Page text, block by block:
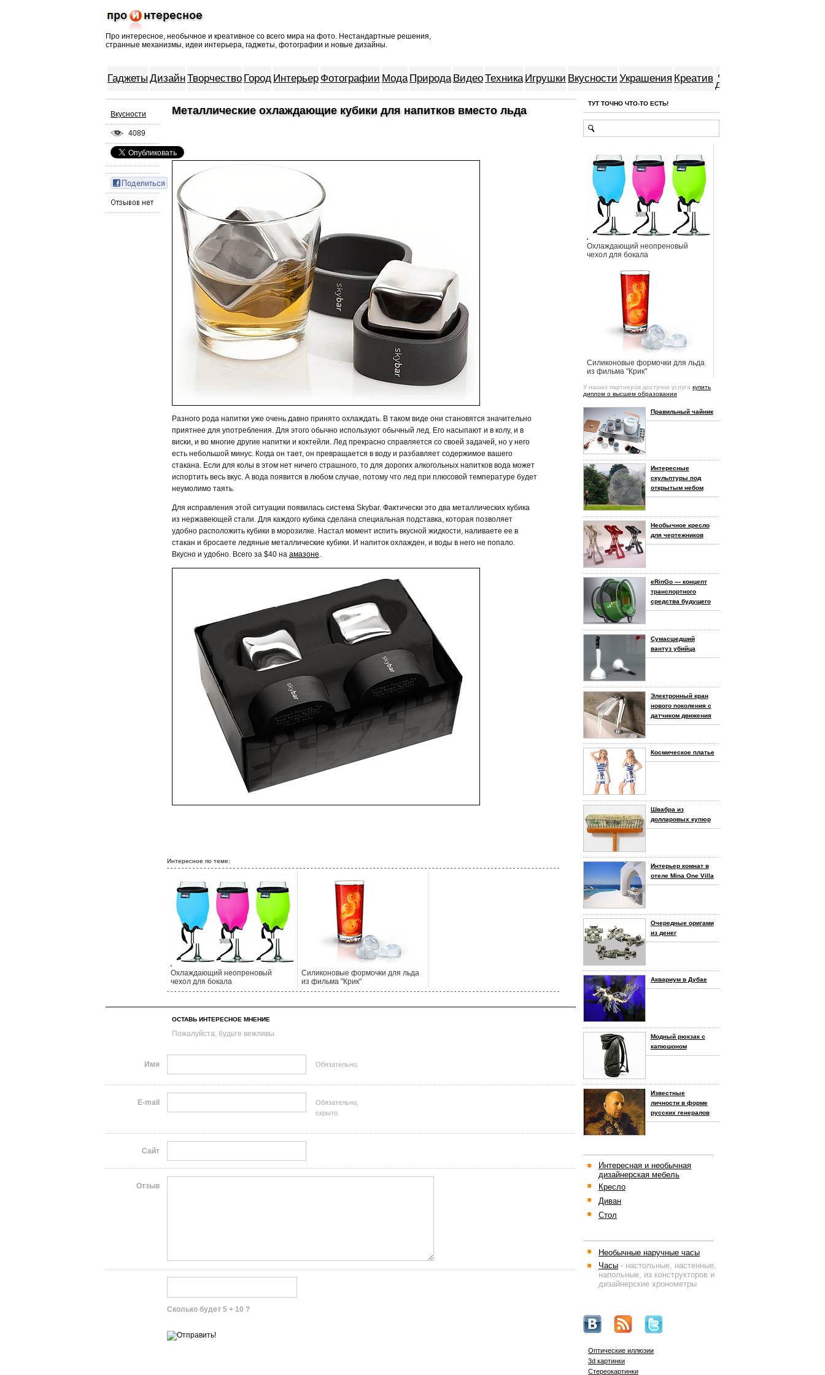
Про интересное, необычное и креативное со всего мира на фото. Нестандартные решения,
странные механизмы, идеи интерьера, гаджеты, фотографии и новые дизайны.
Гаджеты ДизайнТворчество Город Интерьер Фотографии Мода Природа ВидеоТехника Игрушки Вкусности Украшения Креатив
Для
дома
Вкусности
4089
Металлические охлаждающие кубики для напитков вместо льда
Разного рода напитки уже очень давно принято охлаждать. В таком виде они становятся значительно
приятнее для употребления. Для этого обычно используют обычный лед. Его насыпают и в колу, и в
виски, и во многие другие напитки и коктейли. Лед прекрасно справляется со своей задачей, но у него
есть небольшой минус. Когда он тает, он превращается в воду и разбавляет содержимое вашего
стакана. Если для колы в этом нет ничего страшного, то для дорогих алкогольных напитков вода может
испортить весь вкус. А вода появится в любом случае, потому что лед при плюсовой температуре будет
неумолимо таять.
Для исправления этой ситуации появилась система Skybar. Фактически это два металлических кубика
из нержавеющей стали. Для каждого кубика сделана специальная подставка, которая позволяет
удобно расположить кубики в морозилке. Настал момент испить вкусной жидкости, наливаете ее в
стакан и бросаете ледяные металлические кубики. И напиток охлажден, и воды в него не попало.
Вкусно и удобно. Всего за $40 на амазоне.
Интересное по теме:
- - - - - - - - - - - - - - - - - - - - - - - - - - - - - - - - - - - - - - - - - - - - - - - - - - - - - - - - - - - - - - - - - - - - - - - - - - - - - - - - - - - - - - - - - - - - - - - - - - - - - - - - - - -
Охлаждающий неопреновый
чехол для бокала
Силиконовые формочки для льда
из фильма "Крик"
- - - - - - - - - - - - - - - - - - - - - - - - - - - - - - - - - - - - - - - - - - - - - - - - - - - - - - - - - - - - - - - - - - - - - - - - - - - - - - - - - - - - - - - - - - - - - - - - - - - - - - - - - - -
ОСТАВЬ ИНТЕРЕСНОЕ МНЕНИЕ
Пожалуйста, будьте вежливы.
Имя Обязательно.
E-mail
Обязательно,
скрыто.
Сайт
Отзыв
Сколько будет 5 + 10 ?
ТУТ ТОЧНО ЧТО-ТО ЕСТЬ!
Охлаждающий неопреновый
чехол для бокала
Силиконовые формочки для льда
из фильма "Крик"
У наших партнеров доступна услуга купить
диплом о высшем образовании
Правильный чайник
Интересные
скульптуры под
открытым небом
Необычное кресло
для чертежников
eRinGo — концепт
транспортного
средства будущего
Сумасшедший
вантуз убийца
Электронный кран
нового поколения с
датчиком движения
Космическое платье
Швабра из
долларовых купюр
Интерьер комнат в
отеле Mina One Villa
Очередные оригами
из денег
Аквариум в Дубае
Модный рюкзак с
капюшоном
Известные
личности в форме
русских генералов
-----------------------------------------------------
Интересная и необычная
дизайнерская мебель
Кресло
Диван
Стол
-----------------------------------------------------
Необычные наручные часы
Часы - настольные, настенные,
напольные, из конструкторов и
дизайнерские хронометры
Оптические иллюзии
3d картинки
Стереокартинки